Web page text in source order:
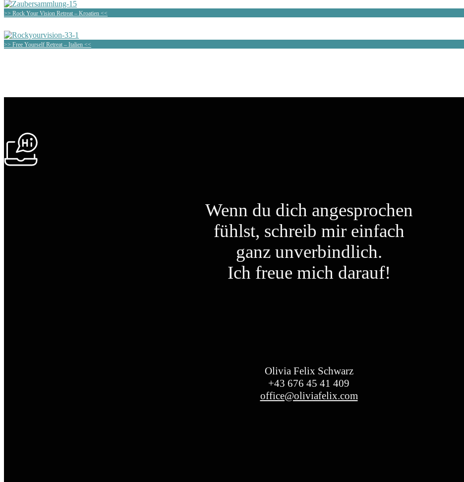
>> Rock Your Vision Retreat – Kroatien <<
>> Free Yourself Retreat – Italien <<
Wenn du dich angesprochen
fühlst, schreib mir einfach
ganz unverbindlich.
Ich freue mich darauf!
Olivia Felix Schwarz
+43 676 45 41 409
office@oliviafelix.com